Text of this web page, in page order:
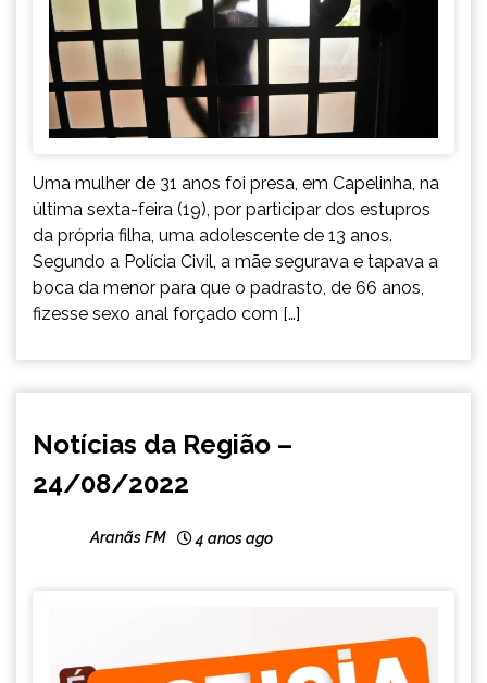
Uma mulher de 31 anos foi presa, em Capelinha, na
última sexta-feira (19), por participar dos estupros
da própria filha, uma adolescente de 13 anos.
Segundo a Polícia Civil, a mãe segurava e tapava a
boca da menor para que o padrasto, de 66 anos,
fizesse sexo anal forçado com […]
NOTÍCIAS
Notícias da Região –
24/08/2022
Aranãs FM 4 anos ago